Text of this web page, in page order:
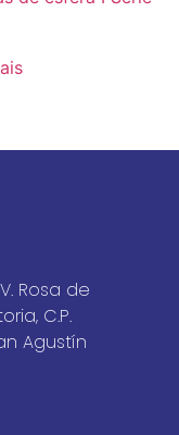
Rosa de
C.P.
Agustín